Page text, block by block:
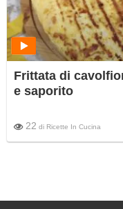
Frittata di
e saporito
22 di Ricette In Cucina